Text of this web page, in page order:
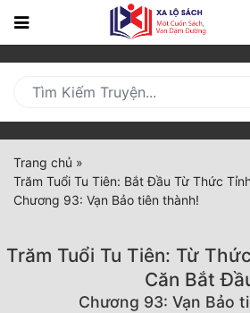
Trang
Mới
Cập
Nhật
(current)
BXH
Trang chủ »
Trăm Tuổi Tu Tiên: Bắt Đầu Từ Thức
Chương 93: Vạn Bảo tiên thành!
Trăm Tuổi Tu Tiên: Từ
Căn Bắt
Chương 93: Vạn Bảo